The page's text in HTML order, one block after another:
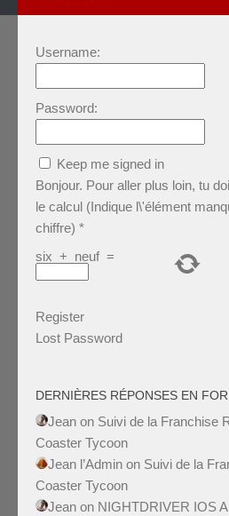
Username:
Password:
Keep me signed in
Bonjour. Pour aller plus loin, tu dois résoudre
le calcul (Indique l\'élément
chiffre) *
six + neuf =
Register
Lost Password
DERNIÈRES RÉPONSES EN
Jean on Suivi de la Franchise
Coaster Tycoon
Jean l’Admin on Suivi de la
Coaster Tycoon
Jean on NIGHTDRIVER IOS